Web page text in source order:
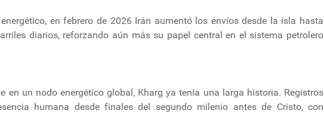
en febrero de 2026 Irán aumentó los envíos desde la isla hasta
diarios, reforzando aún más su papel central en el sistema petrolero
en un nodo energético global, Kharg ya tenía una larga historia. Registros
humana desde finales del segundo milenio antes de Cristo, con